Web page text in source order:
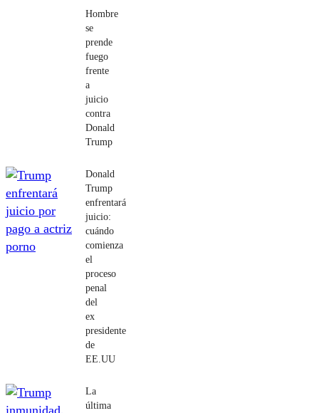
Hombre
se
prende
fuego
frente
a
juicio
contra
Donald
Trump
Donald
Trump
enfrentará
juicio:
cuándo
comienza
el
proceso
penal
del
ex
presidente
de
EE.UU
La
última